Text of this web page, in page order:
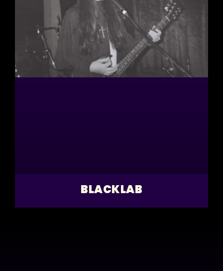
BLACKLAB